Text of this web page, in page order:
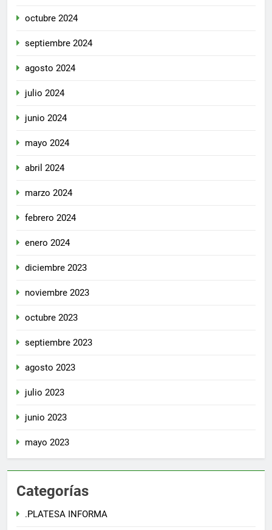
octubre 2024
septiembre 2024
agosto 2024
julio 2024
junio 2024
mayo 2024
abril 2024
marzo 2024
febrero 2024
enero 2024
diciembre 2023
noviembre 2023
octubre 2023
septiembre 2023
agosto 2023
julio 2023
junio 2023
mayo 2023
Categorías
.PLATESA INFORMA